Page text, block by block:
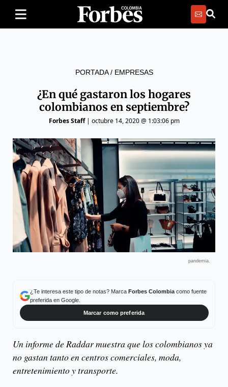
PORTADA/ EMPRESAS
¿En qué gastaron los hogares
colombianos en septiembre?
Forbes Staff| octubre 14, 2020 @ 1:03:06 pm
pandemia.
¿Te interesa este tipo de notas? Marca Forbes Colombiacomo fuente
preferida en Google.
Marcar como preferida
Un informe de Raddar muestra que los colombianos ya
no gastan tanto en centros comerciales, moda,
entretenimiento y transporte.